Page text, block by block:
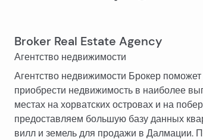
Broker Real Estate Agency
Агентство недвижимости
Агентство недвижимости Брокер поможет
приобрести недвижимость в наиболее
местах на хорватских островах и на
предоставляем большую базу данных
вилл и земель для продажи в Далмации.